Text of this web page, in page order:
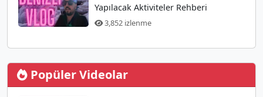
Yapılacak Aktiviteler Rehberi
3,852 izlenme
Popüler Videolar